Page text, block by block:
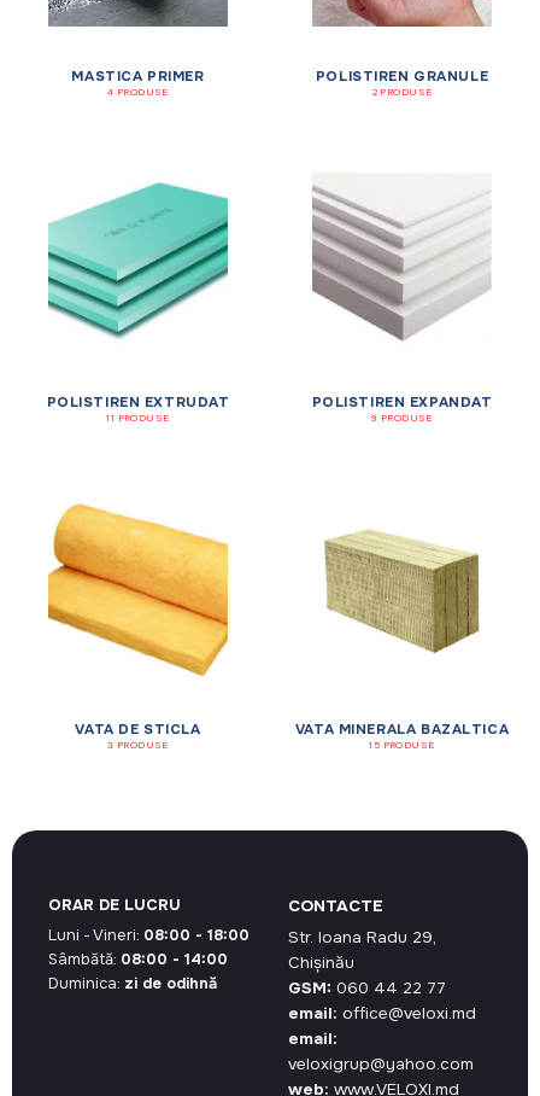
MASTICA PRIMER
4 PRODUSE
POLISTIREN GRANULE
2 PRODUSE
POLISTIREN EXTRUDAT
11 PRODUSE
POLISTIREN EXPANDAT
9 PRODUSE
VATA DE STICLA
3 PRODUSE
VATA MINERALA BAZALTICA
15 PRODUSE
CONTACTE
Str. Ioana Radu 29,
Chișinău
GSM: 060 44 22 77
email: office@veloxi.md
email:
veloxigrup@yahoo.com
web: www.VELOXI.md
ORAR DE LUCRU
Luni - Vineri: 08:00 - 18:00
Sâmbătă: 08:00 - 14:00
Duminica: zi de odihnă